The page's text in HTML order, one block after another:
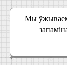
Мы ўжываем